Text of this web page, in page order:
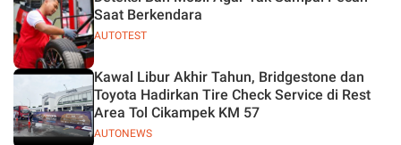
AUTOTEST
Saat Berkendara
AUTONEWS
Kawal Libur Akhir Tahun, Bridgestone dan
Toyota Hadirkan Tire Check Service di Rest
Area Tol Cikampek KM 57